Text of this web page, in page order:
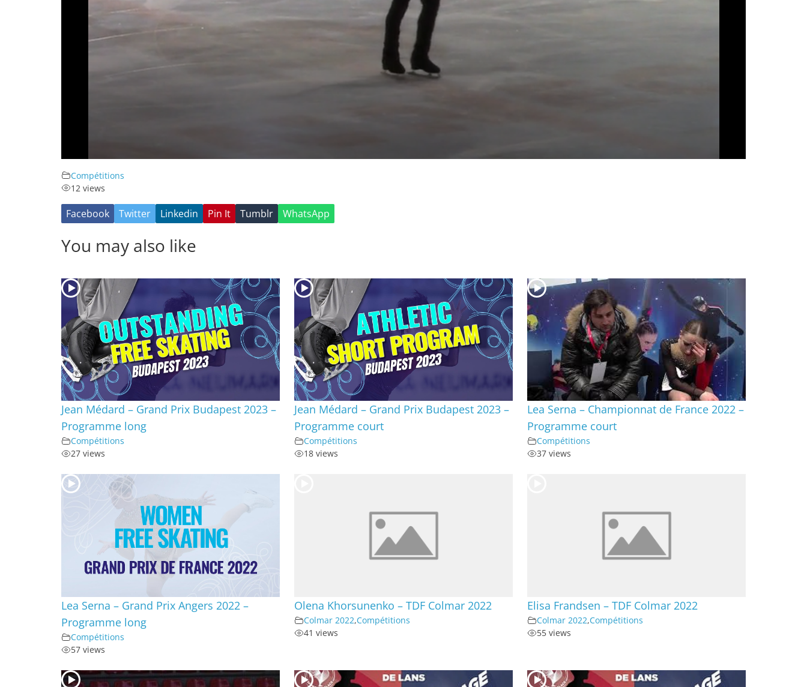
Compétitions
12 views
Facebook Twitter Linkedin Pin It Tumblr WhatsApp
You may also like
Jean Médard – Grand Prix Budapest 2023 –
Programme long
Compétitions
27 views
Jean Médard – Grand Prix Budapest 2023 –
Programme court
Compétitions
18 views
Lea Serna – Championnat de France 2022 –
Programme court
Compétitions
37 views
Lea Serna – Grand Prix Angers 2022 –
Programme long
Compétitions
57 views
Olena Khorsunenko – TDF Colmar 2022
Colmar 2022,Compétitions
41 views
Elisa Frandsen – TDF Colmar 2022
Colmar 2022,Compétitions
55 views